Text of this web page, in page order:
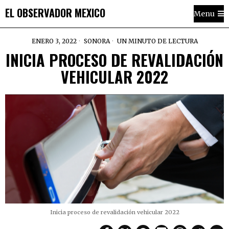
EL OBSERVADOR MEXICO Menu
ENERO 3, 2022 SONORA UN MINUTO DE LECTURA
INICIA PROCESO DE REVALIDACIÓN
VEHICULAR 2022
Inicia proceso de revalidación vehicular 2022